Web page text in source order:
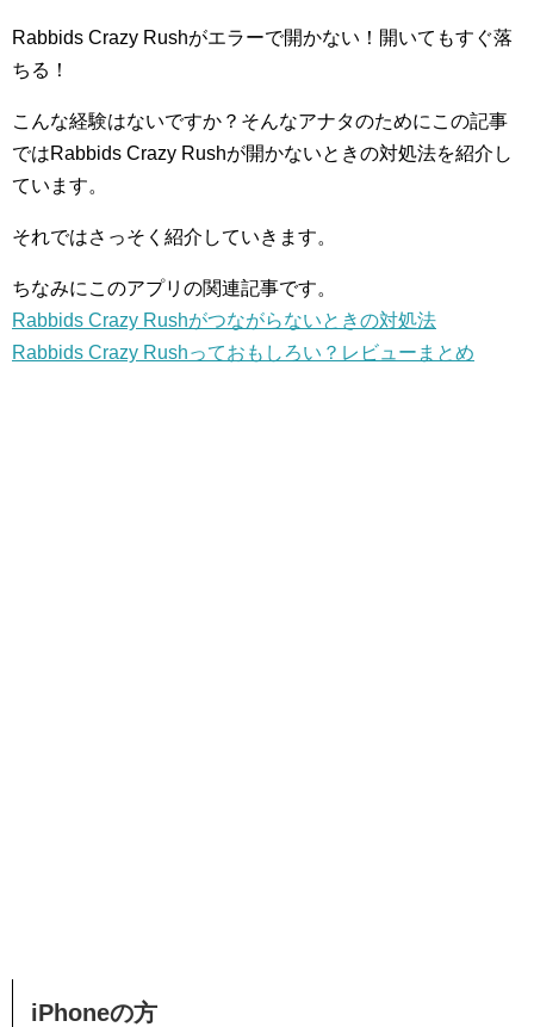
Rabbids Crazy Rushがエラーで開かない！開いてもすぐ落
ちる！
こんな経験はないですか？そんなアナタのためにこの記事
ではRabbids Crazy Rushが開かないときの対処法を紹介し
ています。
それではさっそく紹介していきます。
ちなみにこのアプリの関連記事です。
Rabbids Crazy Rushがつながらないときの対処法
Rabbids Crazy Rushっておもしろい？レビューまとめ
iPhoneの方